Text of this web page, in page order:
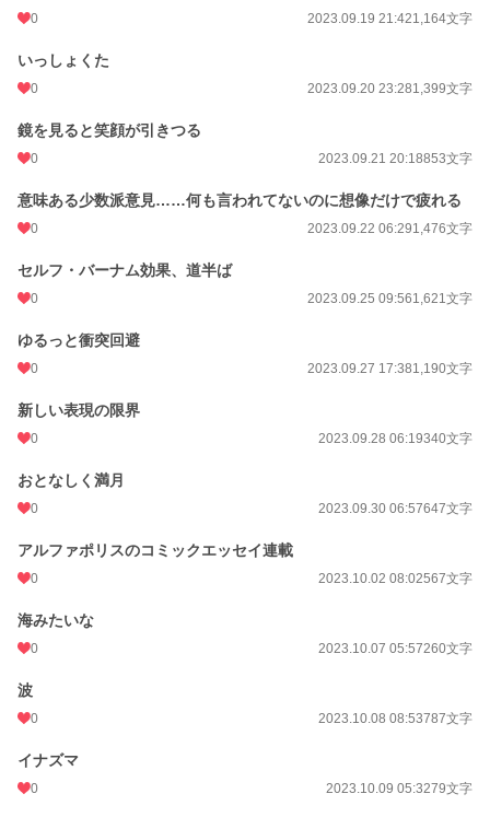
0 2023.09.19 21:421,164文字
いっしょくた
0 2023.09.20 23:281,399文字
鏡を見ると笑顔が引きつる
0 2023.09.21 20:18853文字
意味ある少数派意見……何も言われてないのに想像だけで疲れる
0 2023.09.22 06:291,476文字
セルフ・バーナム効果、道半ば
0 2023.09.25 09:561,621文字
ゆるっと衝突回避
0 2023.09.27 17:381,190文字
新しい表現の限界
0 2023.09.28 06:19340文字
おとなしく満月
0 2023.09.30 06:57647文字
アルファポリスのコミックエッセイ連載
0 2023.10.02 08:02567文字
海みたいな
0 2023.10.07 05:57260文字
波
0 2023.10.08 08:53787文字
イナズマ
0 2023.10.09 05:3279文字